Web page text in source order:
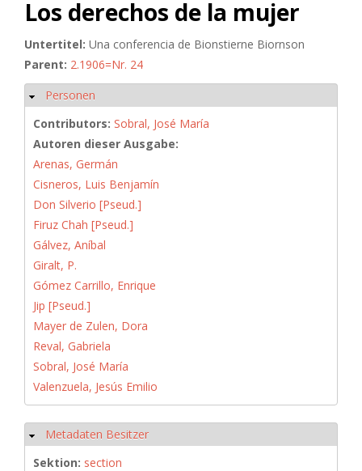
Los derechos de la mujer
Untertitel: Una conferencia de Bionstierne Biornson
Parent: 2.1906=Nr. 24
Hide
Personen
Contributors: Sobral, José María
Autoren dieser Ausgabe:
Arenas, Germán
Cisneros, Luis Benjamín
Don Silverio [Pseud.]
Firuz Chah [Pseud.]
Gálvez, Aníbal
Giralt, P.
Gómez Carrillo, Enrique
Jip [Pseud.]
Mayer de Zulen, Dora
Reval, Gabriela
Sobral, José María
Valenzuela, Jesús Emilio
Hide
Metadaten Besitzer
Sektion: section